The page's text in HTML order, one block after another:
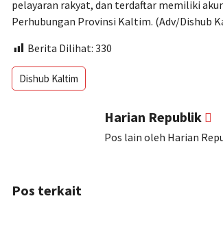
pelayaran rakyat, dan terdaftar memiliki
Perhubungan Provinsi Kaltim. (Adv/Dishub
Berita Dilihat: 330
Dishub Kaltim
Harian Republik
Pos lain oleh Harian
Pos terkait